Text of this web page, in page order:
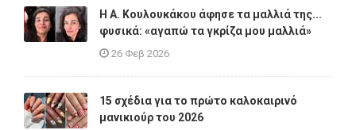
Η A. Κουλουκάκου άφησε τα μαλλιά της...
φυσικά: «αγαπώ τα γκρίζα μου μαλλιά»
26 Φεβ 2026
15 σχέδια για το πρώτο καλοκαιρινό
μανικιούρ του 2026